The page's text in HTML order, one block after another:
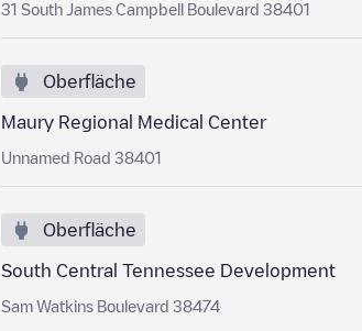
31 South James Campbell Boulevard 38401
Oberfläche
Maury Regional Medical Center
Unnamed Road 38401
Oberfläche
South Central Tennessee Development
Sam Watkins Boulevard 38474